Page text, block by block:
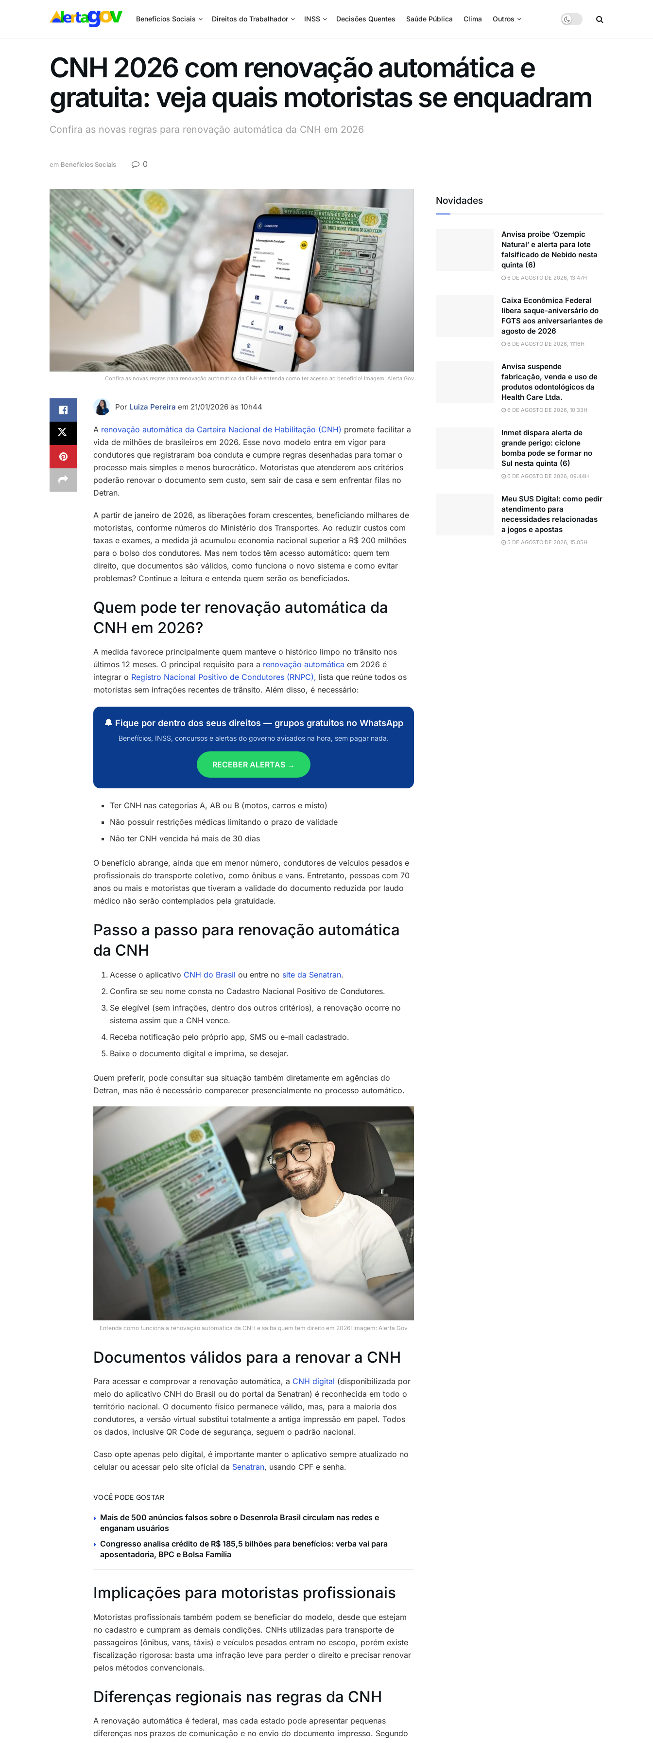
Benefícios Sociais Direitos do Trabalhador INSS Decisões Quentes Saúde Pública Clima Outros
CNH 2026 com renovação automática e
gratuita: veja quais motoristas se enquadram
Confira as novas regras para renovação automática da CNH em 2026
em Benefícios Sociais 0
Confira as novas regras para renovação automática da CNH e entenda como ter acesso ao benefício! Imagem: Alerta Gov
Por Luiza Pereira em 21/01/2026 às 10h44
A renovação automática da Carteira Nacional de Habilitação (CNH) promete facilitar a
vida de milhões de brasileiros em 2026. Esse novo modelo entra em vigor para
condutores que registraram boa conduta e cumpre regras desenhadas para tornar o
processo mais simples e menos burocrático. Motoristas que atenderem aos critérios
poderão renovar o documento sem custo, sem sair de casa e sem enfrentar filas no
Detran.
A partir de janeiro de 2026, as liberações foram crescentes, beneficiando milhares de
motoristas, conforme números do Ministério dos Transportes. Ao reduzir custos com
taxas e exames, a medida já acumulou economia nacional superior a R$ 200 milhões
para o bolso dos condutores. Mas nem todos têm acesso automático: quem tem
direito, que documentos são válidos, como funciona o novo sistema e como evitar
problemas? Continue a leitura e entenda quem serão os beneficiados.
Quem pode ter renovação automática da
CNH em 2026?
A medida favorece principalmente quem manteve o histórico limpo no trânsito nos
últimos 12 meses. O principal requisito para a renovação automática em 2026 é
integrar o Registro Nacional Positivo de Condutores (RNPC), lista que reúne todos os
motoristas sem infrações recentes de trânsito. Além disso, é necessário:
🔔 Fique por dentro dos seus direitos — grupos gratuitos no WhatsApp
Benefícios, INSS, concursos e alertas do governo avisados na hora, sem pagar nada.
RECEBER ALERTAS →
Ter CNH nas categorias A, AB ou B (motos, carros e misto)
Não possuir restrições médicas limitando o prazo de validade
Não ter CNH vencida há mais de 30 dias
O benefício abrange, ainda que em menor número, condutores de veículos pesados e
profissionais do transporte coletivo, como ônibus e vans. Entretanto, pessoas com 70
anos ou mais e motoristas que tiveram a validade do documento reduzida por laudo
médico não serão contemplados pela gratuidade.
Passo a passo para renovação automática
da CNH
Acesse o aplicativo CNH do Brasil ou entre no site da Senatran.
Confira se seu nome consta no Cadastro Nacional Positivo de Condutores.
Se elegível (sem infrações, dentro dos outros critérios), a renovação ocorre no
sistema assim que a CNH vence.
Receba notificação pelo próprio app, SMS ou e-mail cadastrado.
Baixe o documento digital e imprima, se desejar.
Quem preferir, pode consultar sua situação também diretamente em agências do
Detran, mas não é necessário comparecer presencialmente no processo automático.
Entenda como funciona a renovação automática da CNH e saiba quem tem direito em 2026! Imagem: Alerta Gov
Documentos válidos para a renovar a CNH
Para acessar e comprovar a renovação automática, a CNH digital (disponibilizada por
meio do aplicativo CNH do Brasil ou do portal da Senatran) é reconhecida em todo o
território nacional. O documento físico permanece válido, mas, para a maioria dos
condutores, a versão virtual substitui totalmente a antiga impressão em papel. Todos
os dados, inclusive QR Code de segurança, seguem o padrão nacional.
Caso opte apenas pelo digital, é importante manter o aplicativo sempre atualizado no
celular ou acessar pelo site oficial da Senatran, usando CPF e senha.
VOCÊ PODE GOSTAR
Mais de 500 anúncios falsos sobre o Desenrola Brasil circulam nas redes e
enganam usuários
Congresso analisa crédito de R$ 185,5 bilhões para benefícios: verba vai para
aposentadoria, BPC e Bolsa Família
Implicações para motoristas profissionais
Motoristas profissionais também podem se beneficiar do modelo, desde que estejam
no cadastro e cumpram as demais condições. CNHs utilizadas para transporte de
passageiros (ônibus, vans, táxis) e veículos pesados entram no escopo, porém existe
fiscalização rigorosa: basta uma infração leve para perder o direito e precisar renovar
pelos métodos convencionais.
Diferenças regionais nas regras da CNH
A renovação automática é federal, mas cada estado pode apresentar pequenas
diferenças nos prazos de comunicação e no envio do documento impresso. Segundo
Novidades
Anvisa proíbe ‘Ozempic
Natural’ e alerta para lote
falsificado de Nebido nesta
quinta (6)
6 DE AGOSTO DE 2026, 13:47H
Caixa Econômica Federal
libera saque-aniversário do
FGTS aos aniversariantes de
agosto de 2026
6 DE AGOSTO DE 2026, 11:16H
Anvisa suspende
fabricação, venda e uso de
produtos odontológicos da
Health Care Ltda.
6 DE AGOSTO DE 2026, 10:33H
Inmet dispara alerta de
grande perigo: ciclone
bomba pode se formar no
Sul nesta quinta (6)
6 DE AGOSTO DE 2026, 09:44H
Meu SUS Digital: como pedir
atendimento para
necessidades relacionadas
a jogos e apostas
5 DE AGOSTO DE 2026, 15:05H